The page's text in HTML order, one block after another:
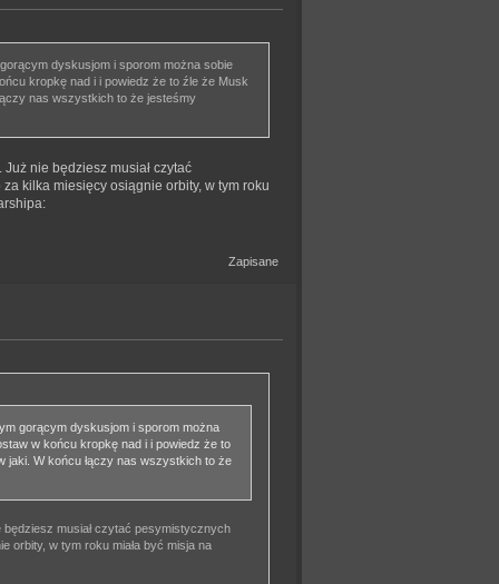
dyskusjom i sporom można sobie
kropkę nad i i powiedz że to źle że Musk
nas wszystkich to że jesteśmy
nie będziesz musiał czytać
kilka miesięcy osiągnie orbity, w tym roku
Zapisane
gorącym dyskusjom i sporom można
w końcu kropkę nad i i powiedz że to
jaki. W końcu łączy nas wszystkich to że
musiał czytać pesymistycznych
orbity, w tym roku miała być misja na